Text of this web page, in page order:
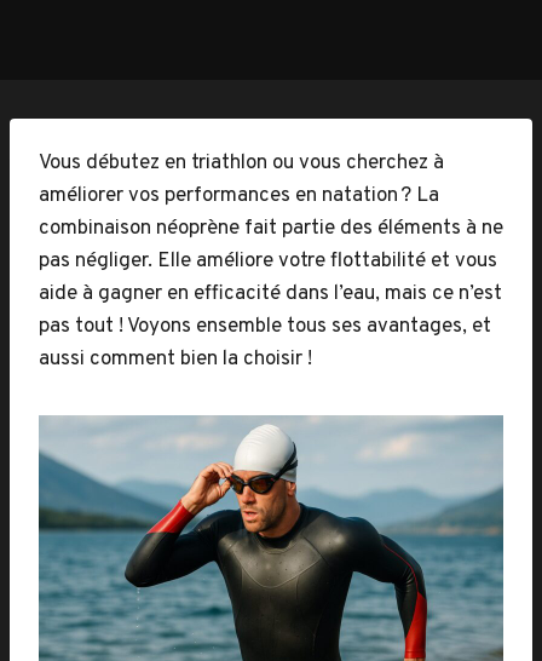
Vous débutez en triathlon ou vous cherchez à
améliorer vos performances en natation ? La
combinaison néoprène fait partie des éléments à ne
pas négliger. Elle améliore votre flottabilité et vous
aide à gagner en efficacité dans l’eau, mais ce n’est
pas tout ! Voyons ensemble tous ses avantages, et
aussi comment bien la choisir !